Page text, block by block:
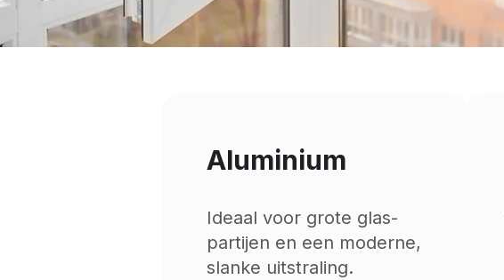
Aluminium
Ideaal voor grote glas-
partijen en een moderne,
slanke uitstraling.